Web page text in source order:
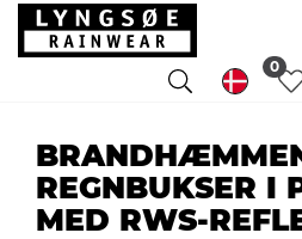
0
REGNBUKSER I
MED RWS-